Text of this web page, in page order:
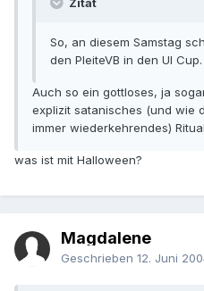
Zitat
So, an diesem Samstag
den PleiteVB in den UI Cup.
Auch so ein gottloses, ja
explizit satanisches (und wie
immer wiederkehrendes)
was ist mit Halloween?
Magdalene
Geschrieben 12. Juni